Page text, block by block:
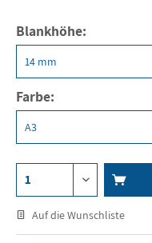
Blankhöhe:
Farbe:
Auf die Wunschliste